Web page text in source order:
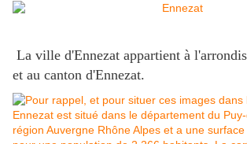
La ville d'Ennezat appartient à
et au canton d'Ennezat.